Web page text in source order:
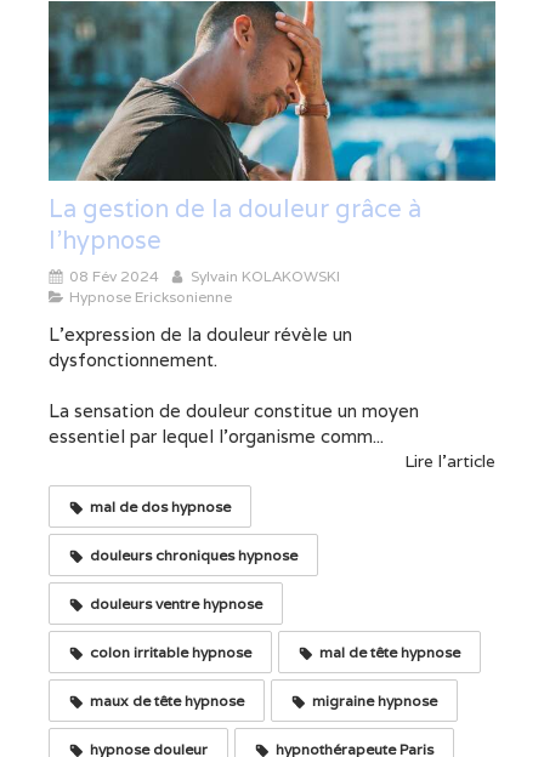
La gestion de la douleur grâce à
l'hypnose
08 Fév 2024
Sylvain KOLAKOWSKI
Hypnose Ericksonienne
L'expression de la douleur révèle un
dysfonctionnement.
La sensation de douleur constitue un moyen
essentiel par lequel l'organisme comm...
Lire l'article
mal de dos hypnose
douleurs chroniques hypnose
douleurs ventre hypnose
colon irritable hypnose mal de tête hypnose
maux de tête hypnose migraine hypnose
hypnose douleur hypnothérapeute Paris